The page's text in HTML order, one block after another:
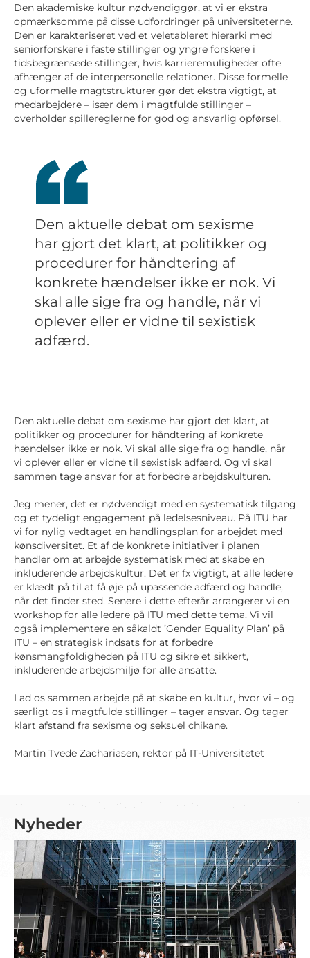
Den akademiske kultur nødvendiggør, at vi er ekstra
opmærksomme på disse udfordringer på universiteterne.
Den er karakteriseret ved et veletableret hierarki med
seniorforskere i faste stillinger og yngre forskere i
tidsbegrænsede stillinger, hvis karrieremuligheder ofte
afhænger af de interpersonelle relationer. Disse formelle
og uformelle magtstrukturer gør det ekstra vigtigt, at
medarbejdere – især dem i magtfulde stillinger –
overholder spillereglerne for god og ansvarlig opførsel.
Den aktuelle debat om sexisme
har gjort det klart, at politikker og
procedurer for håndtering af
konkrete hændelser ikke er nok. Vi
skal alle sige fra og handle, når vi
oplever eller er vidne til sexistisk
adfærd.
Den aktuelle debat om sexisme har gjort det klart, at
politikker og procedurer for håndtering af konkrete
hændelser ikke er nok. Vi skal alle sige fra og handle, når
vi oplever eller er vidne til sexistisk adfærd. Og vi skal
sammen tage ansvar for at forbedre arbejdskulturen.
Jeg mener, det er nødvendigt med en systematisk tilgang
og et tydeligt engagement på ledelsesniveau. På ITU har
vi for nylig vedtaget en handlingsplan for arbejdet med
kønsdiversitet. Et af de konkrete initiativer i planen
handler om at arbejde systematisk med at skabe en
inkluderende arbejdskultur. Det er fx vigtigt, at alle ledere
er klædt på til at få øje på upassende adfærd og handle,
når det finder sted. Senere i dette efterår arrangerer vi en
workshop for alle ledere på ITU med dette tema. Vi vil
også implementere en såkaldt ’Gender Equality Plan’ på
ITU – en strategisk indsats for at forbedre
kønsmangfoldigheden på ITU og sikre et sikkert,
inkluderende arbejdsmiljø for alle ansatte.
Lad os sammen arbejde på at skabe en kultur, hvor vi – og
særligt os i magtfulde stillinger – tager ansvar. Og tager
klart afstand fra sexisme og seksuel chikane.
Martin Tvede Zachariasen, rektor på IT-Universitetet
Nyheder